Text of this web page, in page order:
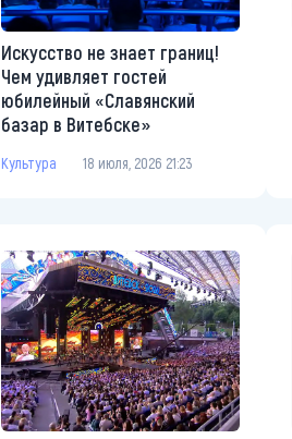
Искусство не знает границ!
Чем удивляет гостей
юбилейный «Славянский
базар в Витебске»
Культура 18 июля, 2026 21:23